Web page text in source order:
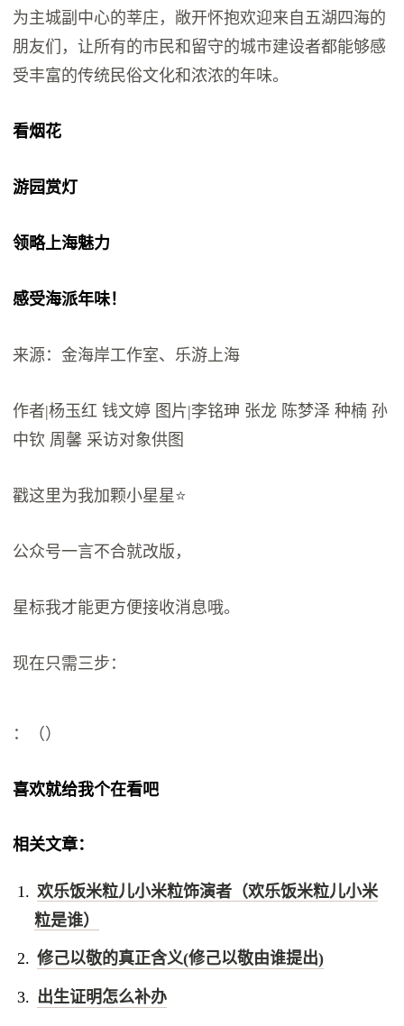
为主城副中心的莘庄，敞开怀抱欢迎来自五湖四海的
朋友们，让所有的市民和留守的城市建设者都能够感
受丰富的传统民俗文化和浓浓的年味。
看烟花
游园赏灯
领略上海魅力
感受海派年味！
来源：金海岸工作室、乐游上海
作者|杨玉红 钱文婷 图片|李铭珅 张龙 陈梦泽 种楠 孙
中钦 周馨 采访对象供图
戳这里为我加颗小星星⭐️
公众号一言不合就改版，
星标我才能更方便接收消息哦。
现在只需三步：
：（）
喜欢就给我个在看吧
相关文章：
欢乐饭米粒儿小米粒饰演者（欢乐饭米粒儿小米
粒是谁）
修己以敬的真正含义(修己以敬由谁提出)
出生证明怎么补办